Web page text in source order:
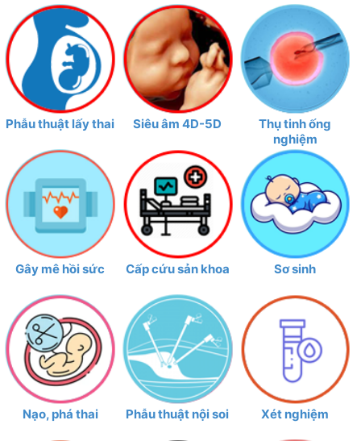
Phẫu thuật lấy thai Siêu âm 4D-5D
Thụ tinh ống
nghiệm
Gây mê hồi sức Cấp cứu sản khoa Sơ sinh
Nạo, phá thai Phẫu thuật nội soi Xét nghiệm